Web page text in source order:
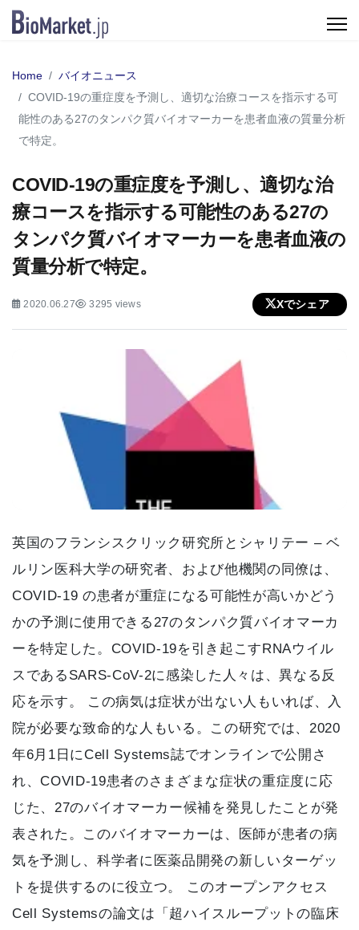
Home
バイオニュース
COVID-19の重症度を予測し、適切な治療コースを指示する可
能性のある27のタンパク質バイオマーカーを患者血液の質量分析
で特定。
COVID-19の重症度を予測し、適切な治
療コースを指示する可能性のある27の
タンパク質バイオマーカーを患者血液の
質量分析で特定。
2020.06.27 3295 views Xでシェア
英国のフランシスクリック研究所とシャリテー – ベ
ルリン医科大学の研究者、および他機関の同僚は、
COVID-19 の患者が重症になる可能性が高いかどう
かの予測に使用できる27のタンパク質バイオマーカ
ーを特定した。COVID-19を引き起こすRNAウイル
スであるSARS-CoV-2に感染した人々は、異なる反
応を示す。 この病気は症状が出ない人もいれば、入
院が必要な致命的な人もいる。この研究では、2020
年6月1日にCell Systems誌でオンラインで公開さ
れ、COVID-19患者のさまざまな症状の重症度に応
じた、27のバイオマーカー候補を発見したことが発
表された。このバイオマーカーは、医師が患者の病
気を予測し、科学者に医薬品開発の新しいターゲッ
トを提供するのに役立つ。 このオープンアクセス
Cell Systemsの論文は「超ハイスループットの臨床